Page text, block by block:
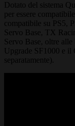
Dotato del sistema
per essere
compatibile su PS5,
Servo Base, TX
Servo Base, oltre
Upgrade SF1000 e il
separatamente).